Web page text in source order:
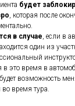
будет
, которая после
в случае, если в
один из
в это время в
возможность
время тура.